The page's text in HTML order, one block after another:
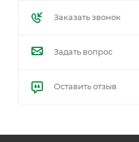
Заказать звонок
Задать вопрос
Оставить отзыв